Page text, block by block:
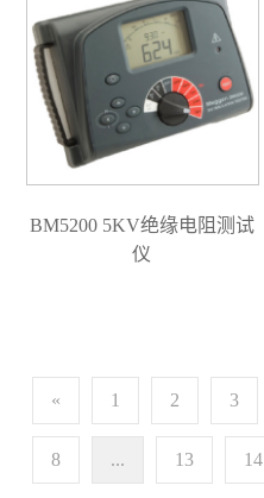
BM5200 5KV绝缘电阻测试
仪
« 1 2 3
8 ... 13 14